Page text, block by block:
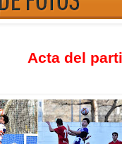
Acta del